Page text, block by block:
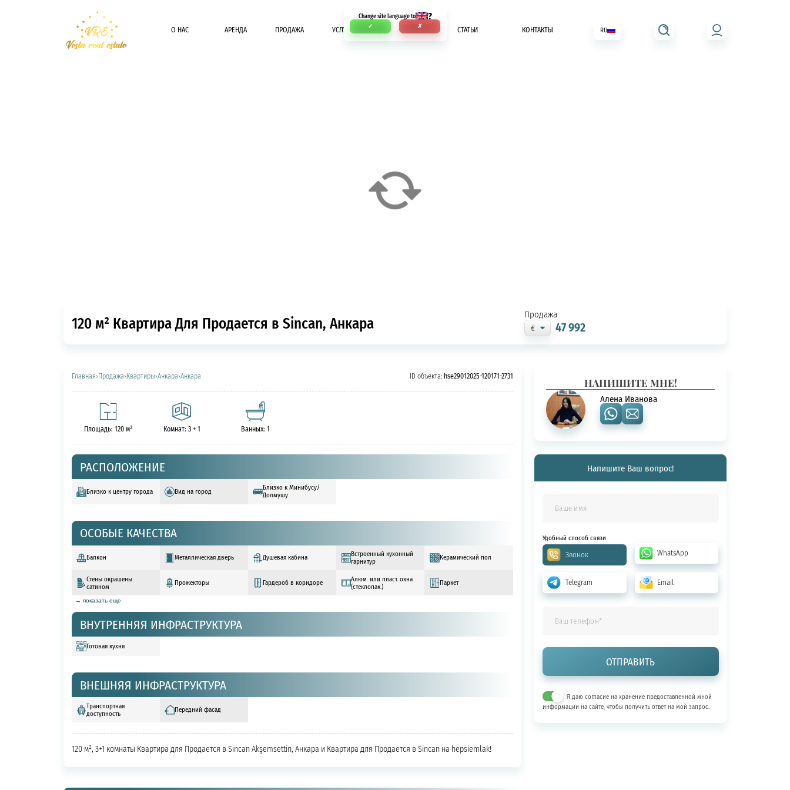
Change site language to ?
✓ ✗
О НАС АРЕНДА ПРОДАЖА УСЛУГИ ОПЛАТА СТАТЬИ КОНТАКТЫ RU
120 м² Квартира Для Продается в Sincan, Анкара Продажа
47 992
Главная›Продажа›Квартиры›Анкара›Анкара ID объекта: hse29012025-120171-2731
Площадь: 120 м² Комнат: 3 + 1 Ванных: 1
РАСПОЛОЖЕНИЕ
Близко к центру города Вид на город
Близко к Минибусу/
Долмушу
ОСОБЫЕ КАЧЕСТВА
Балкон Металлическая дверь Душевая кабина
Встроенный кухонный
гарнитур
Керамический пол
Стены окрашены
сатином
Прожекторы Гардероб в коридоре
Алюм. или пласт. окна
(стеклопак.)
Паркет
→ показать еще
ВНУТРЕННЯЯ ИНФРАСТРУКТУРА
Готовая кухня
ВНЕШНЯЯ ИНФРАСТРУКТУРА
Транспортная
доступность
Передний фасад
120 м², 3+1 комнаты Квартира для Продается в Sincan Akşemsettin, Анкара и Квартира для Продается в Sincan на hepsiemlak!
НАПИШИТЕ МНЕ!
Алена Иванова
Напишите Ваш вопрос!
Удобный способ связи
Звонок WhatsApp
Telegram Email
Я даю согласие на хранение предоставленной мной
информации на сайте, чтобы получить ответ на мой запрос.